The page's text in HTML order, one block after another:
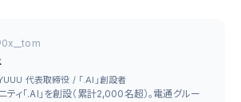
代表取締役 / 「.AI」創設者
ィ「.AI」を創設（累計2,000名超）。電通グルー